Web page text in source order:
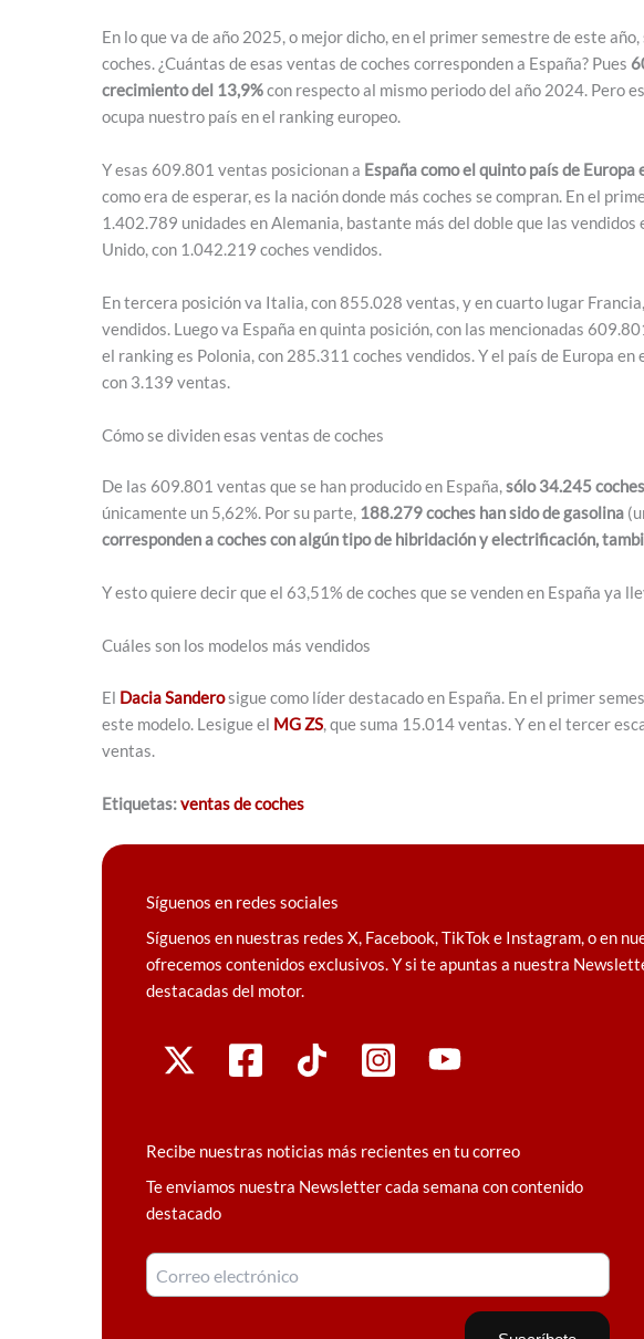
En lo que va de año 2025, o mejor dicho, en el primer semestre de este
coches. ¿Cuántas de esas ventas de coches corresponden a España? Pues
crecimiento del 13,9%con respecto al mismo periodo del año 2024. Pero
ocupa nuestro país en el ranking europeo.
Y esas 609.801 ventas posicionan a España como el quinto país de Europa
como era de esperar, es la nación donde más coches se compran. En el
1.402.789 unidades en Alemania, bastante más del doble que las vendidos
Unido, con 1.042.219 coches vendidos.
En tercera posición va Italia, con 855.028 ventas, y en cuarto lugar
vendidos. Luego va España en quinta posición, con las mencionadas
el ranking es Polonia, con 285.311 coches vendidos. Y el país de Europa en
con 3.139 ventas.
Cómo se dividen esas ventas de coches
De las 609.801 ventas que se han producido en España,sólo 34.245
únicamente un 5,62%. Por su parte, 188.279 coches han sido de gasolina
corresponden a coches con algún tipo de hibridación y electrificación,
Y esto quiere decir que el 63,51% de coches que se venden en España ya
Cuáles son los modelos más vendidos
El Dacia Sanderosigue como líder destacado en España. En el primer
este modelo. Lesigue el MG ZS , que suma 15.014 ventas. Y en el tercer
ventas.
Etiquetas:ventas de coches
Síguenos en redes sociales
Síguenos en nuestras redes X, Facebook, TikTok e Instagram, o en
ofrecemos contenidos exclusivos. Y si te apuntas a nuestra
destacadas del motor.
Recibe nuestras noticias más recientes en tu correo
Te enviamos nuestra Newsletter cada semana con contenido
destacado